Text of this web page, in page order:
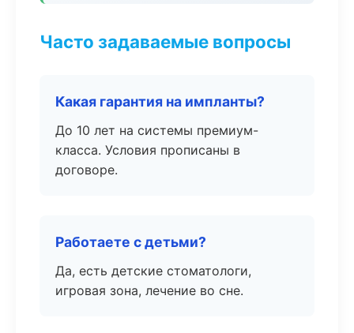
Часто задаваемые вопросы
Какая гарантия на импланты?
До 10 лет на системы премиум-
класса. Условия прописаны в
договоре.
Работаете с детьми?
Да, есть детские стоматологи,
игровая зона, лечение во сне.